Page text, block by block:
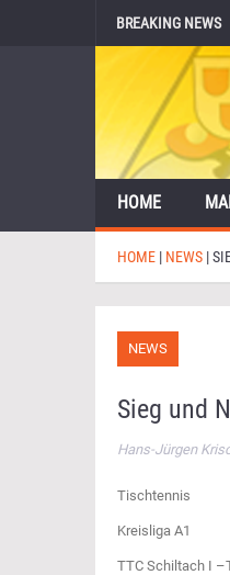
BREAKING NEWS
HOME
HOME | NEWS |
NEWS
Sieg und
Hans-Jürgen
Tischtennis
Kreisliga A1
TTC Schiltach I